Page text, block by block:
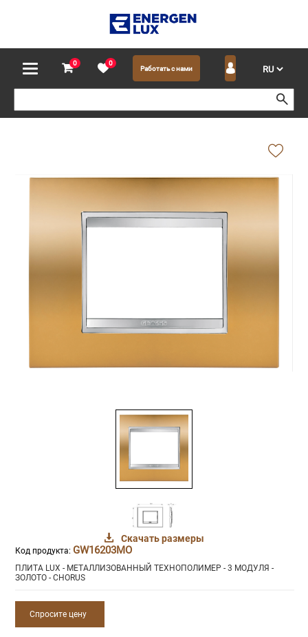
0 0
Работать с нами
Скачать размеры
Код продукта: GW16203MO
ПЛИТА LUX - МЕТАЛЛИЗОВАННЫЙ ТЕХНОПОЛИМЕР - 3 МОДУЛЯ -
ЗОЛОТО - CHORUS
Спросите цену